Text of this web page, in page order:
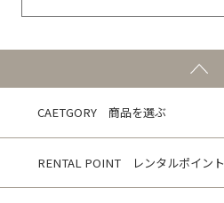
CAETGORY 商品を選ぶ
RENTAL POINT レンタルポイント